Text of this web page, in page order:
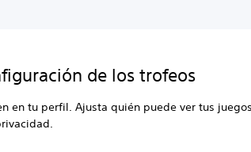
de los trofeos
en tu perfil. Ajusta quién puede ver tus